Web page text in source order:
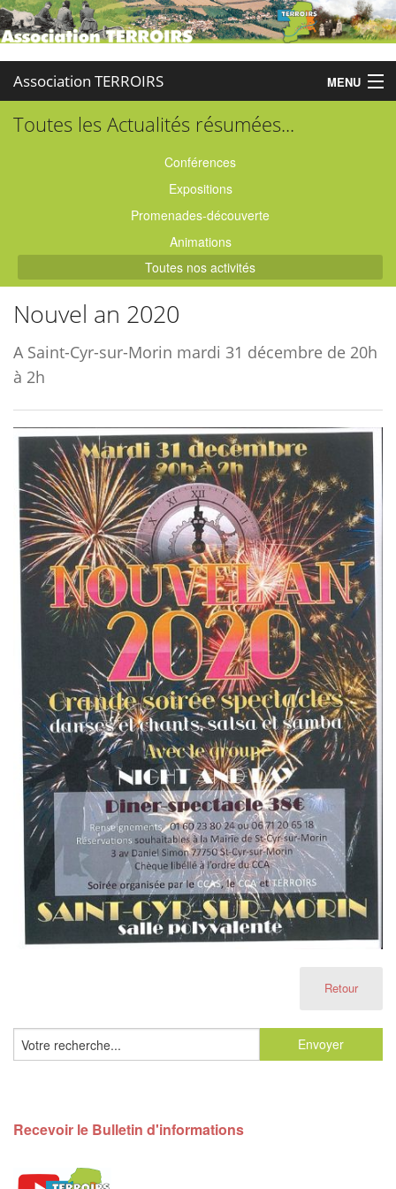
Association TERROIRS MENU
Accueil
Partenaires
Enquêtes
Contact
Toutes les Actualités résumées...
Conférences
Expositions
Promenades-découverte
Animations
Toutes nos activités
Nouvel an 2020
A Saint-Cyr-sur-Morin mardi 31 décembre de 20h
à 2h
Retour
Recevoir le Bulletin d'informations